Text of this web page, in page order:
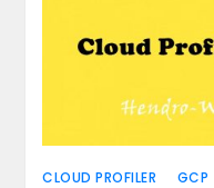
CLOUD PROFILER GCP